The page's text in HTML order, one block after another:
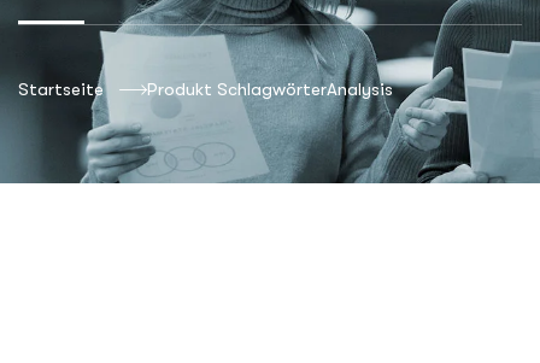
Startseite Produkt SchlagwörterAnalysis